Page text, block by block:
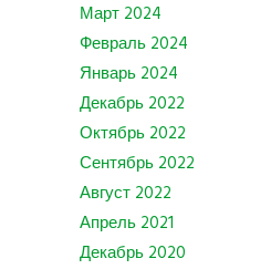
Март 2024
Февраль 2024
Январь 2024
Декабрь 2022
Октябрь 2022
Сентябрь 2022
Август 2022
Апрель 2021
Декабрь 2020